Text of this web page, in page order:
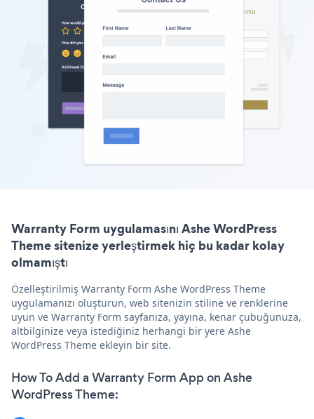
Warranty Form uygulamasını Ashe WordPress
Theme sitenize yerleştirmek hiç bu kadar kolay
olmamıştı
Özelleştirilmiş Warranty Form Ashe WordPress Theme
uygulamanızı oluşturun, web sitenizin stiline ve renklerine
uyun ve Warranty Form sayfanıza, yayına, kenar çubuğunuza,
altbilginize veya istediğiniz herhangi bir yere Ashe
WordPress Theme ekleyin bir site.
How To Add a Warranty Form App on Ashe
WordPress Theme: